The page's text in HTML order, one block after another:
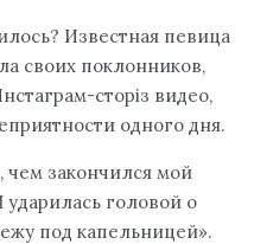
Известная певица
своих поклонников,
сторіз видео,
одного дня.
чем закончился мой
ударилась головой о
под капельницей».